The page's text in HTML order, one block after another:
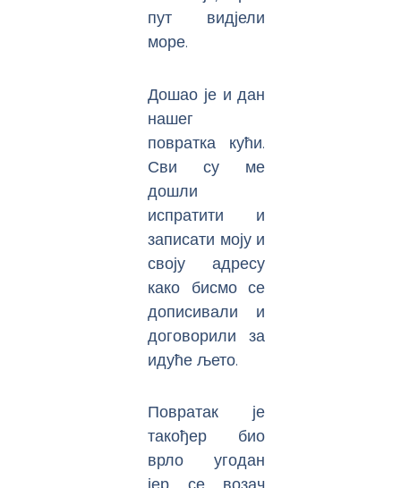
пут видјели
море.
Дошао је и дан
нашег
повратка кући.
Сви су ме
дошли
испратити и
записати моју и
своју адресу
како бисмо се
дописивали и
договорили за
идуће љето.
Повратак је
такођер био
врло угодан